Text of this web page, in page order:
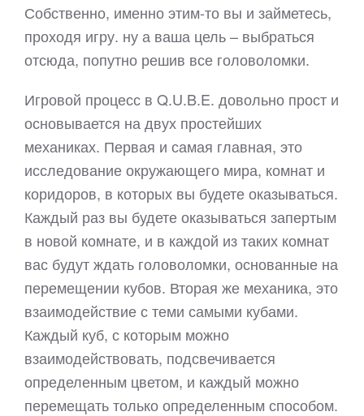
Собственно, именно этим-то вы и займетесь,
проходя игру. ну а ваша цель – выбраться
отсюда, попутно решив все головоломки.
Игровой процесс в Q.U.B.E. довольно прост и
основывается на двух простейших
механиках. Первая и самая главная, это
исследование окружающего мира, комнат и
коридоров, в которых вы будете оказываться.
Каждый раз вы будете оказываться запертым
в новой комнате, и в каждой из таких комнат
вас будут ждать головоломки, основанные на
перемещении кубов. Вторая же механика, это
взаимодействие с теми самыми кубами.
Каждый куб, с которым можно
взаимодействовать, подсвечивается
определенным цветом, и каждый можно
перемещать только определенным способом.